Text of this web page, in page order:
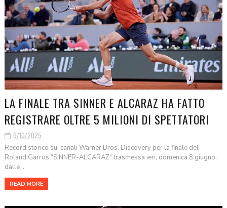
LA FINALE TRA SINNER E ALCARAZ HA FATTO
REGISTRARE OLTRE 5 MILIONI DI SPETTATORI
6/10/2025
Record storico sui canali Warner Bros. Discovery per la finale del
Roland Garros “SINNER-ALCARAZ” trasmessa ieri, domenica 8 giugno,
dalle ...
READ MORE